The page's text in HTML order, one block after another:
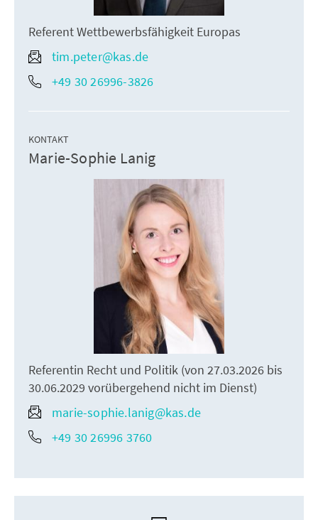
Referent Wettbewerbsfähigkeit Europas
tim.peter@kas.de
+49 30 26996-3826
KONTAKT
Marie-Sophie Lanig
Referentin Recht und Politik (von 27.03.2026 bis
30.06.2029 vorübergehend nicht im Dienst)
marie-sophie.lanig@kas.de
+49 30 26996 3760